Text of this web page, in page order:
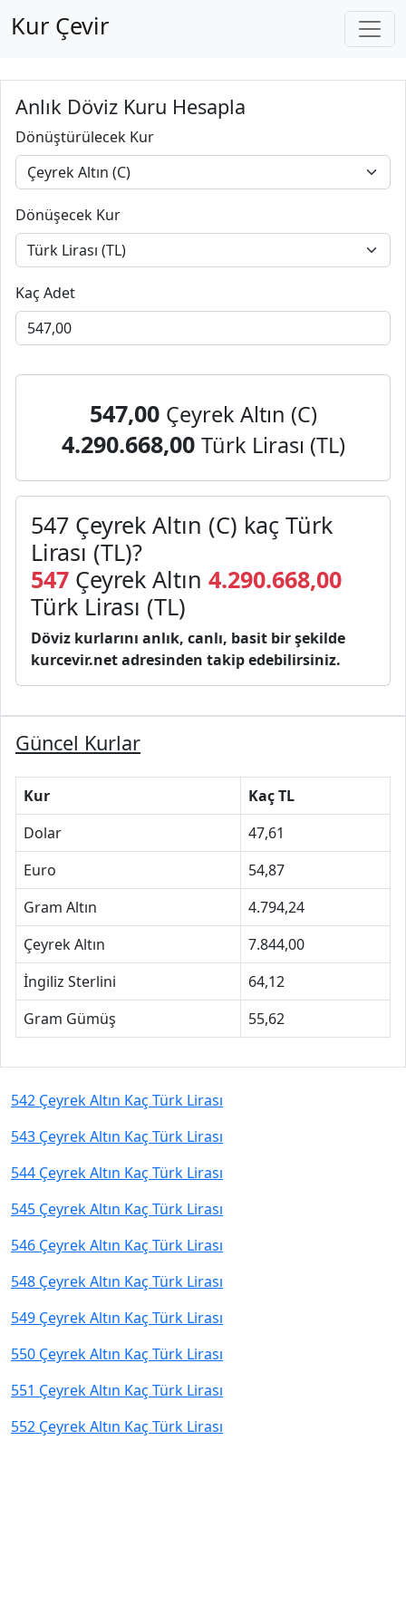
Kur Çevir
Anlık Döviz Kuru Hesapla
Dönüştürülecek Kur
Dönüşecek Kur
Kaç Adet
547,00 Çeyrek Altın (C)
4.290.668,00 Türk Lirası (TL)
547 Çeyrek Altın (C) kaç Türk
Lirası (TL)?
547 Çeyrek Altın 4.290.668,00
Türk Lirası (TL)
Döviz kurlarını anlık, canlı, basit bir şekilde
kurcevir.net adresinden takip edebilirsiniz.
Güncel Kurlar
Kur
Kaç TL
Dolar
47,61
Euro
54,87
Gram Altın
4.794,24
Çeyrek Altın
7.844,00
İngiliz Sterlini
64,12
Gram Gümüş
55,62
542 Çeyrek Altın Kaç Türk Lirası
543 Çeyrek Altın Kaç Türk Lirası
544 Çeyrek Altın Kaç Türk Lirası
545 Çeyrek Altın Kaç Türk Lirası
546 Çeyrek Altın Kaç Türk Lirası
548 Çeyrek Altın Kaç Türk Lirası
549 Çeyrek Altın Kaç Türk Lirası
550 Çeyrek Altın Kaç Türk Lirası
551 Çeyrek Altın Kaç Türk Lirası
552 Çeyrek Altın Kaç Türk Lirası